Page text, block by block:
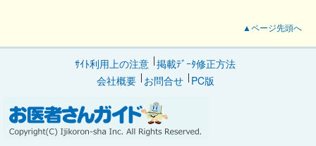
▲ページ先頭へ
ｻｲﾄ利用上の注意 掲載ﾃﾞｰﾀ修正方法
会社概要
お問合せ PC版